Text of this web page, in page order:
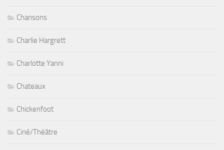
Chansons
Charlie Hargrett
Charlotte Yanni
Chateaux
Chickenfoot
Ciné/Théâtre